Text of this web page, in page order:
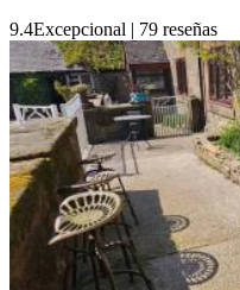
9.4Excepcional | 79 reseñas